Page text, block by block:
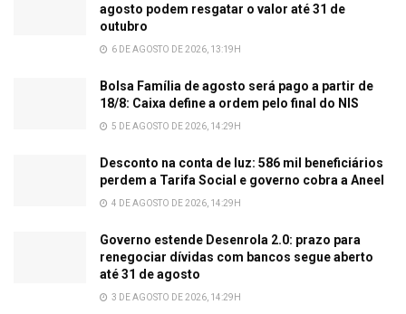
agosto podem resgatar o valor até 31 de
outubro
6 DE AGOSTO DE 2026, 13:19H
Bolsa Família de agosto será pago a partir de
18/8: Caixa define a ordem pelo final do NIS
5 DE AGOSTO DE 2026, 14:29H
Desconto na conta de luz: 586 mil beneficiários
perdem a Tarifa Social e governo cobra a Aneel
4 DE AGOSTO DE 2026, 14:29H
Governo estende Desenrola 2.0: prazo para
renegociar dívidas com bancos segue aberto
até 31 de agosto
3 DE AGOSTO DE 2026, 14:29H